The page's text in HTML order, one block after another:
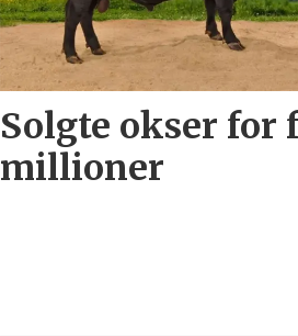
Solgte okser for
millioner